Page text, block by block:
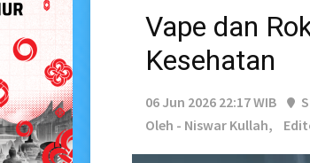
Vape dan
Kesehatan
06 Jun 2026 22:17 WIB
Oleh - Niswar Kullah,